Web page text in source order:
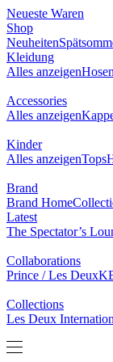
Neueste Waren
Shop
Neuheiten
Kleidung
Alles anzeigenHosen
Accessories
Alles anzeigen
Kinder
Alles anzeigenTops
Brand
Brand Home
Latest
The Spectator’s
Collaborations
Prince / Les Deux
Collections
Les Deux